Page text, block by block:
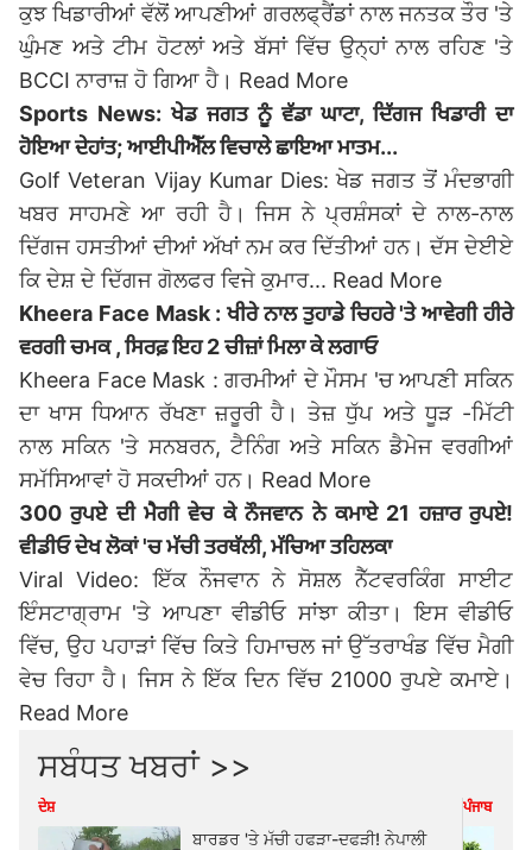
ਕੁਝ ਖਿਡਾਰੀਆਂ ਵੱਲੋਂ ਆਪਣੀਆਂ ਗਰਲਫ੍ਰੈਂਡਾਂ ਨਾਲ ਜਨਤਕ ਤੌਰ 'ਤੇ
ਘੁੰਮਣ ਅਤੇ ਟੀਮ ਹੋਟਲਾਂ ਅਤੇ ਬੱਸਾਂ ਵਿੱਚ ਉਨ੍ਹਾਂ ਨਾਲ ਰਹਿਣ 'ਤੇ
BCCI ਨਾਰਾਜ਼ ਹੋ ਗਿਆ ਹੈ। Read More
Sports News: ਖੇਡ ਜਗਤ ਨੂੰ ਵੱਡਾ ਘਾਟਾ, ਦਿੱਗਜ ਖਿਡਾਰੀ ਦਾ
ਹੋਇਆ ਦੇਹਾਂਤ; ਆਈਪੀਐੱਲ ਵਿਚਾਲੇ ਛਾਇਆ ਮਾਤਮ...
Golf Veteran Vijay Kumar Dies: ਖੇਡ ਜਗਤ ਤੋਂ ਮੰਦਭਾਗੀ
ਖਬਰ ਸਾਹਮਣੇ ਆ ਰਹੀ ਹੈ। ਜਿਸ ਨੇ ਪ੍ਰਸ਼ੰਸਕਾਂ ਦੇ ਨਾਲ-ਨਾਲ
ਦਿੱਗਜ ਹਸਤੀਆਂ ਦੀਆਂ ਅੱਖਾਂ ਨਮ ਕਰ ਦਿੱਤੀਆਂ ਹਨ। ਦੱਸ ਦੇਈਏ
ਕਿ ਦੇਸ਼ ਦੇ ਦਿੱਗਜ ਗੋਲਫਰ ਵਿਜੇ ਕੁਮਾਰ... Read More
Kheera Face Mask : ਖੀਰੇ ਨਾਲ ਤੁਹਾਡੇ ਚਿਹਰੇ 'ਤੇ ਆਵੇਗੀ ਹੀਰੇ
ਵਰਗੀ ਚਮਕ , ਸਿਰਫ਼ ਇਹ 2 ਚੀਜ਼ਾਂ ਮਿਲਾ ਕੇ ਲਗਾਓ
Kheera Face Mask : ਗਰਮੀਆਂ ਦੇ ਮੌਸਮ 'ਚ ਆਪਣੀ ਸਕਿਨ
ਦਾ ਖਾਸ ਧਿਆਨ ਰੱਖਣਾ ਜ਼ਰੂਰੀ ਹੈ। ਤੇਜ਼ ਧੁੱਪ ਅਤੇ ਧੂੜ -ਮਿੱਟੀ
ਨਾਲ ਸਕਿਨ 'ਤੇ ਸਨਬਰਨ, ਟੈਨਿੰਗ ਅਤੇ ਸਕਿਨ ਡੈਮੇਜ ਵਰਗੀਆਂ
ਸਮੱਸਿਆਵਾਂ ਹੋ ਸਕਦੀਆਂ ਹਨ। Read More
300 ਰੁਪਏ ਦੀ ਮੈਗੀ ਵੇਚ ਕੇ ਨੌਜਵਾਨ ਨੇ ਕਮਾਏ 21 ਹਜ਼ਾਰ ਰੁਪਏ!
ਵੀਡੀਓ ਦੇਖ ਲੋਕਾਂ 'ਚ ਮੱਚੀ ਤਰਥੱਲੀ, ਮੱਚਿਆ ਤਹਿਲਕਾ
Viral Video: ਇੱਕ ਨੌਜਵਾਨ ਨੇ ਸੋਸ਼ਲ ਨੈੱਟਵਰਕਿੰਗ ਸਾਈਟ
ਇੰਸਟਾਗ੍ਰਾਮ 'ਤੇ ਆਪਣਾ ਵੀਡੀਓ ਸਾਂਝਾ ਕੀਤਾ। ਇਸ ਵੀਡੀਓ
ਵਿੱਚ, ਉਹ ਪਹਾੜਾਂ ਵਿੱਚ ਕਿਤੇ ਹਿਮਾਚਲ ਜਾਂ ਉੱਤਰਾਖੰਡ ਵਿੱਚ ਮੈਗੀ
ਵੇਚ ਰਿਹਾ ਹੈ। ਜਿਸ ਨੇ ਇੱਕ ਦਿਨ ਵਿੱਚ 21000 ਰੁਪਏ ਕਮਾਏ।
Read More
ਸਬੰਧਤ ਖਬਰਾਂ >>
ਦੇਸ਼
ਬਾਰਡਰ 'ਤੇ ਮੱਚੀ ਹਫੜਾ-ਦਫੜੀ! ਨੇਪਾਲੀ
ਪੰਜਾਬ